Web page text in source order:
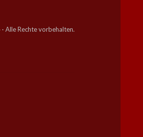
Alle Rechte vorbehalten.